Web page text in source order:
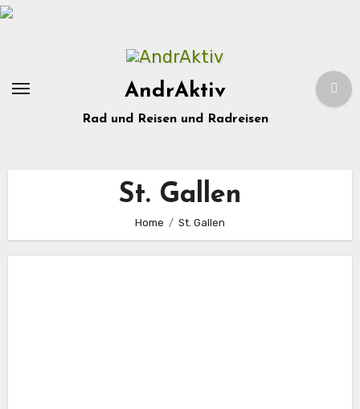
Zum
AndrAktiv
Rad und Reisen und Radreisen
St. Gallen
Home St. Gallen